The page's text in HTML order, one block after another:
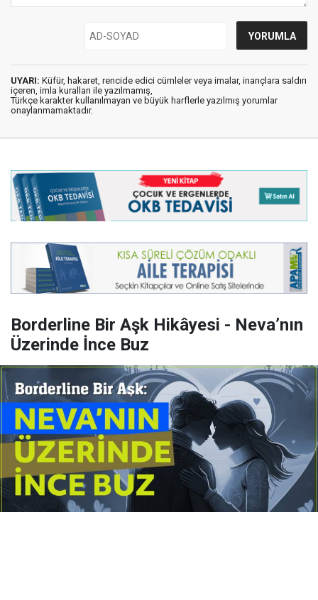
UYARI: Küfür, hakaret, rencide edici cümleler veya imalar, inançlara saldırı
içeren, imla kuralları ile yazılmamış,
Türkçe karakter kullanılmayan ve büyük harflerle yazılmış yorumlar
onaylanmamaktadır.
Borderline Bir Aşk Hikâyesi - Neva’nın
Üzerinde İnce Buz